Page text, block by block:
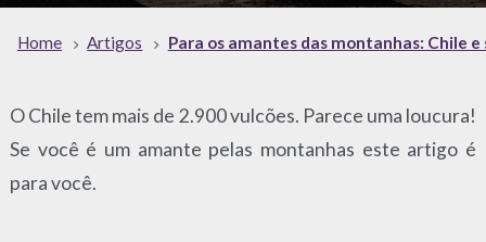
Home Artigos Para os amantes das montanhas: Chile e
O Chile tem mais de 2.900 vulcões. Parece uma loucura!
Se você é um amante pelas montanhas este artigo é
para você.